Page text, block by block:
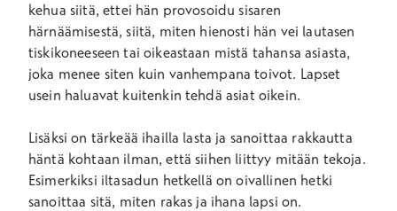
kehua siitä, ettei hän provosoidu sisaren
härnäämisestä, siitä, miten hienosti hän vei lautasen
tiskikoneeseen tai oikeastaan mistä tahansa asiasta,
joka menee siten kuin vanhempana toivot. Lapset
usein haluavat kuitenkin tehdä asiat oikein.
Lisäksi on tärkeää ihailla lasta ja sanoittaa rakkautta
häntä kohtaan ilman, että siihen liittyy mitään tekoja.
Esimerkiksi iltasadun hetkellä on oivallinen hetki
sanoittaa sitä, miten rakas ja ihana lapsi on.